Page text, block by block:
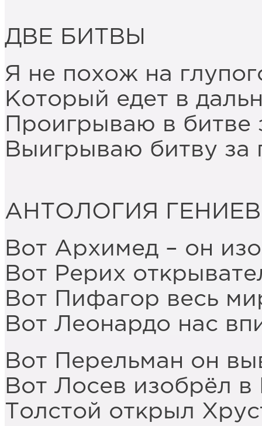
ДВЕ БИТВЫ
Я не похож на
Который едет в
Проигрываю в битве
Выигрываю битву за
АНТОЛОГИЯ ГЕНИЕВ
Вот Архимед – он
Вот Рерих
Вот Пифагор весь
Вот Леонардо нас
Вот Перельман он
Вот Лосев изобрёл в
Толстой открыл